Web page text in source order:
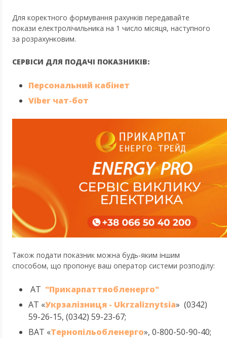
Для коректного формування рахунків передавайте
покази електролічильника на 1 число місяця, наступного
за розрахунковим.
СЕРВІСИ ДЛЯ ПОДАЧІ ПОКАЗНИКІВ:
Персональний кабінет
Viber чат-бот
Також подати показник можна будь-яким іншим
способом, що пропонує ваш оператор системи розподілу:
АТ "Прикарпаттяобленерго"
АТ «Укрзалізниця - Ukrzaliznytsia» (0342)
59-26-15, (0342) 59-23-67;
ВАТ «Тернопільобленерго», 0-800-50-90-40;